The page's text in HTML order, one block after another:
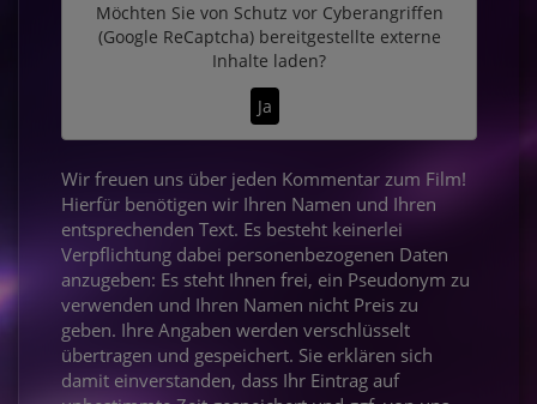
Möchten Sie von Schutz vor Cyberangriffen
(Google ReCaptcha)bereitgestellte externe
Inhalte laden?
Ja
Wir freuen uns über jeden Kommentar zum Film!
Hierfür benötigen wir Ihren Namen und Ihren
entsprechenden Text. Es besteht keinerlei
Verpflichtung dabei personenbezogenen Daten
anzugeben: Es steht Ihnen frei, ein Pseudonym zu
verwenden und Ihren Namen nicht Preis zu
geben. Ihre Angaben werden verschlüsselt
übertragen und gespeichert. Sie erklären sich
damit einverstanden, dass Ihr Eintrag auf